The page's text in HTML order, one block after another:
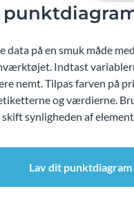
data på en smuk måde med
Indtast
nemt. Tilpas farven på
og værdierne.
synligheden af
Lav dit punktdiagram